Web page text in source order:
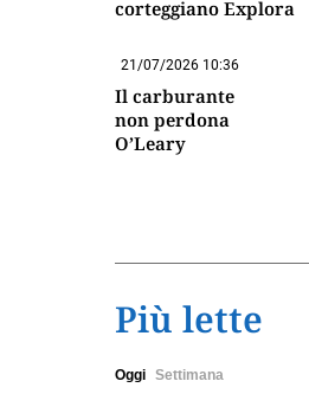
corteggiano Explora
21/07/2026 10:36
Il carburante
non perdona
O’Leary
Più lette
Oggi Settimana